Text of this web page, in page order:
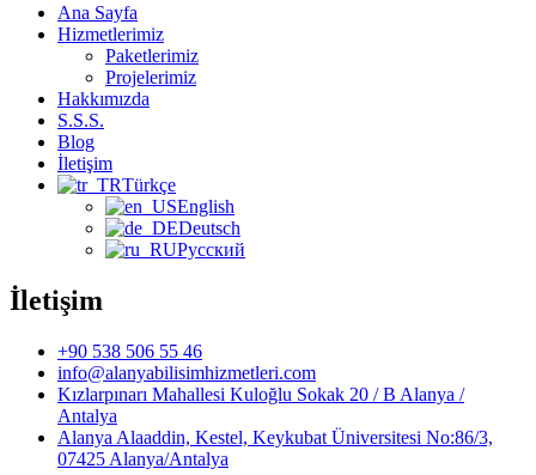
Ana Sayfa
Hizmetlerimiz
Paketlerimiz
Projelerimiz
Hakkımızda
S.S.S.
Blog
İletişim
Türkçe
English
Deutsch
Русский
İletişim
+90 538 506 55 46
info@alanyabilisimhizmetleri.com
Kızlarpınarı Mahallesi Kuloğlu Sokak 20 / B Alanya /
Antalya
Alanya Alaaddin, Kestel, Keykubat Üniversitesi No:86/3,
07425 Alanya/Antalya